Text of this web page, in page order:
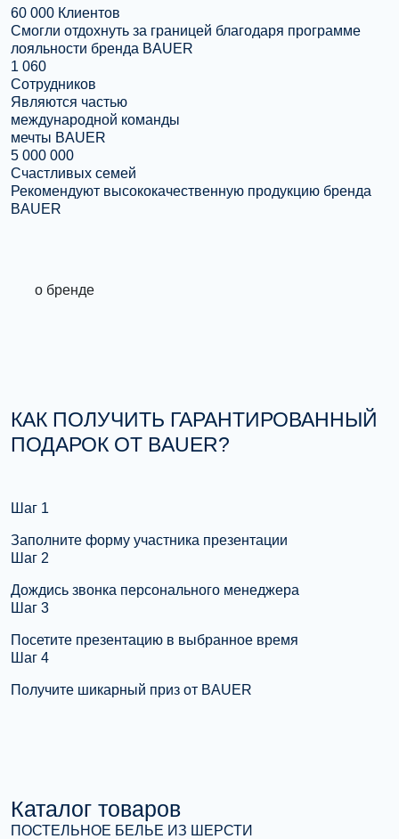
60 000 Клиентов
Смогли отдохнуть за границей благодаря программе
лояльности бренда BAUER
1 060
Сотрудников
Являются частью
международной команды
мечты BAUER
5 000 000
Счастливых семей
Рекомендуют высококачественную продукцию бренда
BAUER
о бренде
КАК ПОЛУЧИТЬ ГАРАНТИРОВАННЫЙ
ПОДАРОК ОТ BAUER?
Шаг 1
Заполните форму участника презентации
Шаг 2
Дождись звонка персонального менеджера
Шаг 3
Посетите презентацию в выбранное время
Шаг 4
Получите шикарный приз от BAUER
Каталог товаров
ПОСТЕЛЬНОЕ БЕЛЬЕ ИЗ ШЕРСТИ